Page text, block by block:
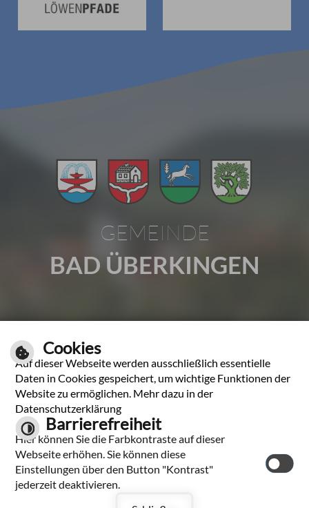
GEMEINDE
BAD ÜBERKINGEN
Tel.: 07331 2009-0 | Fax: 07331 2009-37
E-Mail schreiben
Unsere Öffnungszeiten
Leichte Sprache
Cookies
Auf dieser Webseite werden ausschließlich essentielle
Daten in Cookies gespeichert, um wichtige Funktionen der
Website zu ermöglichen. Mehr dazu in der
Datenschutzerklärung
Barrierefreiheit
Hier können Sie die Farbkontraste auf dieser
Webseite erhöhen. Sie können diese
Einstellungen über den Button "Kontrast"
jederzeit deaktivieren.